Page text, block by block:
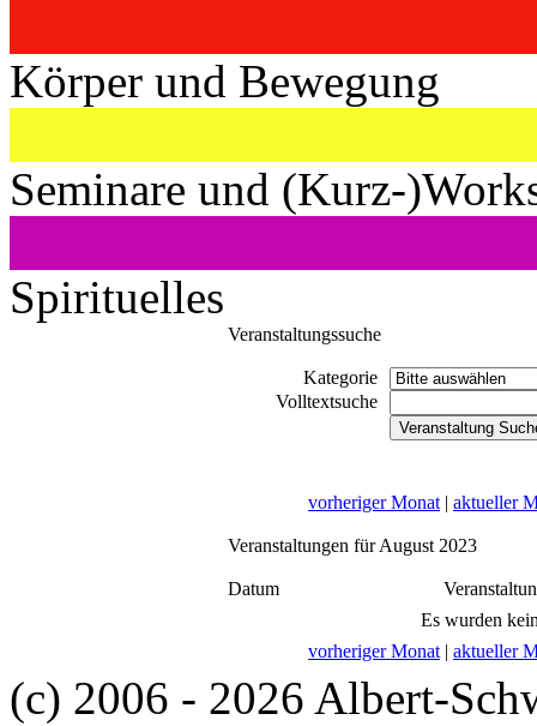
Körper und Bewegung
Seminare und (Kurz-
Spirituelles
Veranstaltungssuche
Kategorie
Volltextsuche
vorheriger Monat | aktueller
Veranstaltungen für August 2023
Datum
Es wurden
vorheriger Monat | aktueller
(c) 2006 - 2026 Albert-